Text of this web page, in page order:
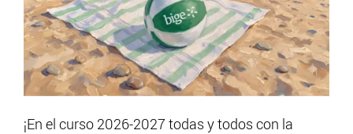
¡En el curso 2026-2027 todas y todos con la